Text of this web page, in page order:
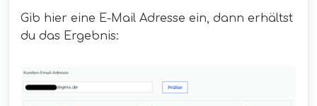
Gib hier eine E-Mail Adresse ein, dann erhältst
du das Ergebnis: